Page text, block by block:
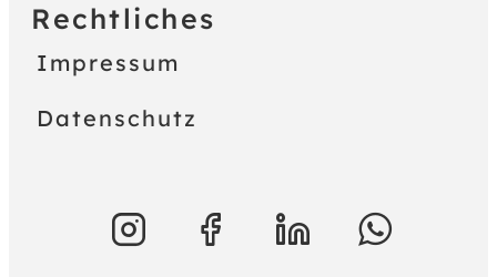
Rechtliches
Impressum
Datenschutz